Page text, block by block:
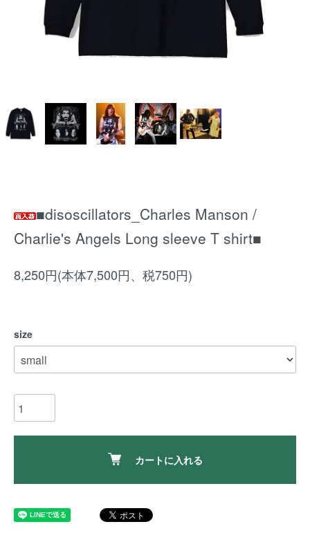
■disoscillators_Charles Manson /
Charlie's Angels Long sleeve T shirt■
8,250円(本体7,500円、税750円)
size
カートに入れる